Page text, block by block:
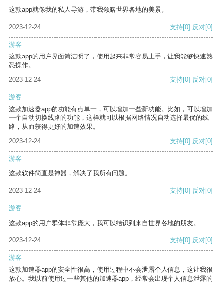
这款app就像我的私人导游，带我领略世界各地的美景。
2023-12-24 支持[0] 反对[0]
游客
这款app的用户界面简洁明了，使用起来非常容易上手，让我能够快速熟
悉操作。
2023-12-24
支持[0] 反对[0]
游客
这款加速器app的功能有点单一，可以增加一些新功能。比如，可以增加
一个自动切换线路的功能，这样就可以根据网络情况自动选择最优的线
路，从而获得更好的加速效果。
2023-12-24
支持[0] 反对[0]
游客
这款软件简直是神器，解决了我所有问题。
2023-12-24 支持[0] 反对[0]
游客
这款app的用户群体非常庞大，我可以结识到来自世界各地的朋友。
2023-12-24 支持[0] 反对[0]
游客
这款加速器app的安全性很高，使用过程中不会泄露个人信息，这让我很
放心。我以前使用过一些其他的加速器app，经常会出现个人信息泄露的